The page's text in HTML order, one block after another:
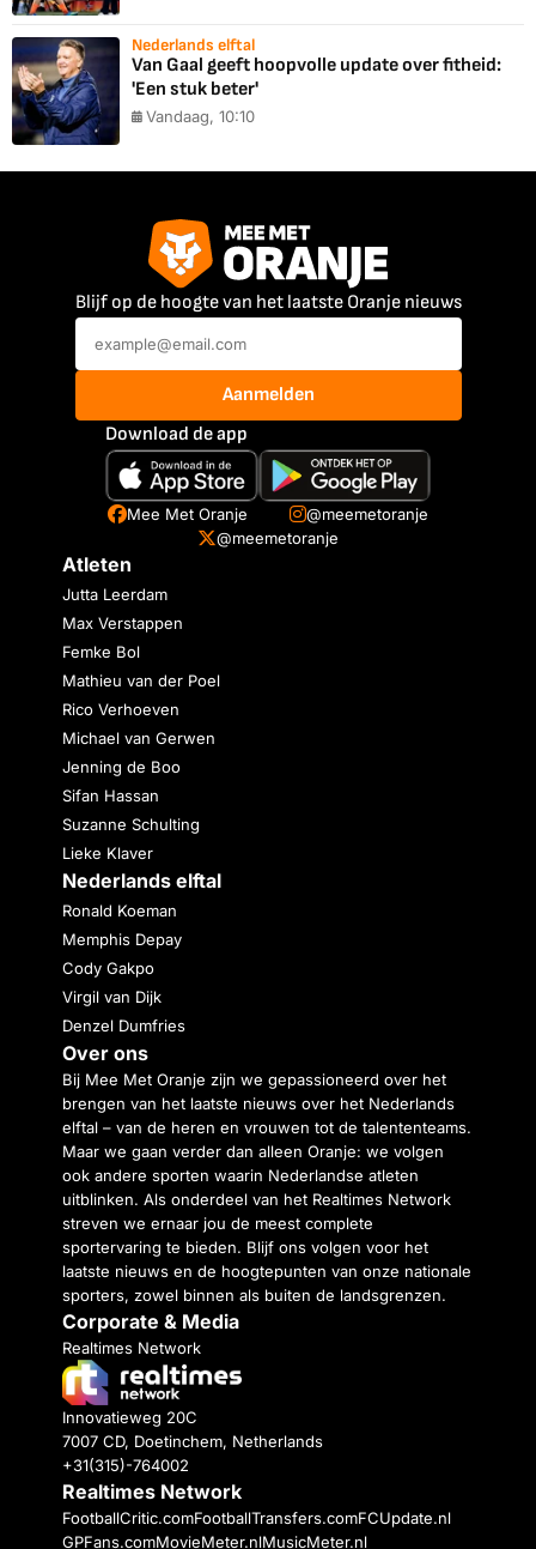
Nederlands elftal
Van Gaal geeft hoopvolle update over fitheid:
'Een stuk beter'
Vandaag, 10:10
Blijf op de hoogte van het laatste Oranje nieuws
Aanmelden
Download de app
Mee Met Oranje
@meemetoranje
@meemetoranje
Atleten
Jutta Leerdam
Max Verstappen
Femke Bol
Mathieu van der Poel
Rico Verhoeven
Michael van Gerwen
Jenning de Boo
Sifan Hassan
Suzanne Schulting
Lieke Klaver
Nederlands elftal
Ronald Koeman
Memphis Depay
Cody Gakpo
Virgil van Dijk
Denzel Dumfries
Over ons
Bij Mee Met Oranje zijn we gepassioneerd over het
brengen van het laatste nieuws over het Nederlands
elftal – van de heren en vrouwen tot de talententeams.
Maar we gaan verder dan alleen Oranje: we volgen
ook andere sporten waarin Nederlandse atleten
uitblinken. Als onderdeel van het Realtimes Network
streven we ernaar jou de meest complete
sportervaring te bieden. Blijf ons volgen voor het
laatste nieuws en de hoogtepunten van onze nationale
sporters, zowel binnen als buiten de landsgrenzen.
Corporate & Media
Realtimes Network
Innovatieweg 20C
7007 CD, Doetinchem, Netherlands
+31(315)-764002
Realtimes Network
FootballCritic.comFootballTransfers.comFCUpdate.nl
GPFans.comMovieMeter.nlMusicMeter.nl